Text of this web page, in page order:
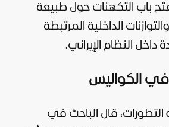
فتح باب التكهنات حول طبيعة
الداخلية المرتبطة
داخل النظام الإيراني.
الكواليس
قال الباحث في